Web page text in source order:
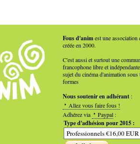
Fous d'animest une association
créée en 2000.
C'est aussi et surtout une
francophone libre et
sujet du cinéma d'animation sous
formes
Nous soutenir en adhérant:
Allez vous faire fous !
Adhérez via
Paypal:
Type d'adhésion pour 2015 :